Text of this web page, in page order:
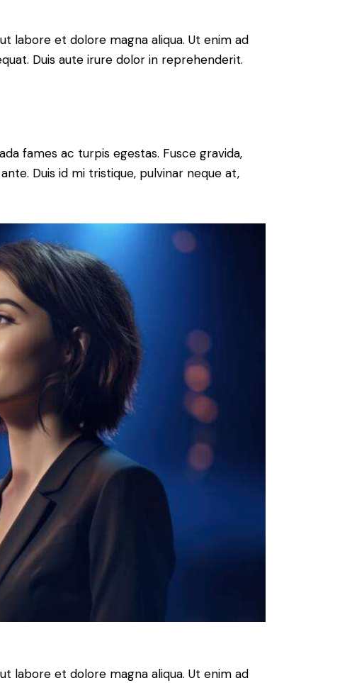
labore et dolore magna aliqua. Ut enim ad
Duis aute irure dolor in reprehenderit.
fames ac turpis egestas. Fusce gravida,
Duis id mi tristique, pulvinar neque at,
labore et dolore magna aliqua. Ut enim ad